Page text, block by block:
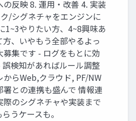
の反映 8. 運用・改善 4. 実装
/シグネチャをエンジンに
1~3やりたい方、4~8興味あ
方、いやもう全部やるよっ
募集です - ログをもとに効
誤検知があればルール調整
からWeb,クラウド, PF/NW
署との連携も盛んで 情報連
際のシグネチャや実装まで
うケースも。